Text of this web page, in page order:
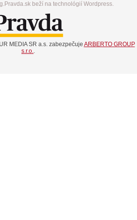
beží na technológií Wordpress.
MEDIA SR a.s. zabezpečuje ARBERTO GROUP
s.r.o..